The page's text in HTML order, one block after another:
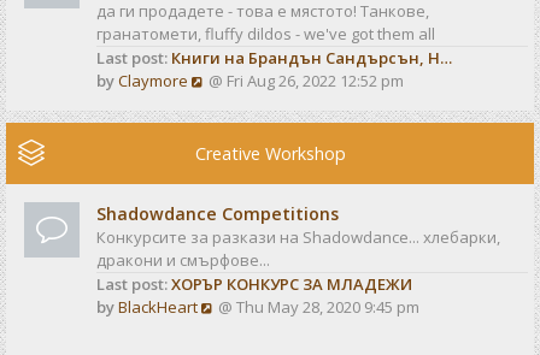
t
p
o
s
t
h
e
l
a
t
s
o
s
t
да ги продадете - това е мястото! Танкове,
гранатомети, fluffy dildos - we've got them all
Last post: Книги на Брандън Сандърсън, Н…
byClaymore
V
e
w
e
l
a
t
e
@ Fri Aug 26, 2022 12:52 pm
Creative Workshop
Shadowdance Competitions
Конкурсите за разкази на Shadowdance... хлебарки,
дракони и смърфове...
Last post:ХОРЪР КОНКУРС ЗА МЛАДЕЖИ
byBlackHeart
V@ Thu May 28, 2020 9:45 pm